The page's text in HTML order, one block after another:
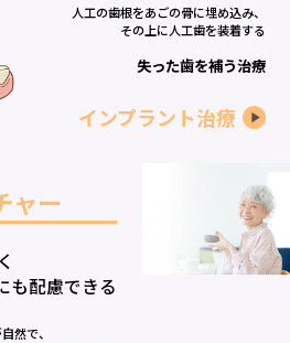
人工の歯根をあごの骨に埋め込み、
その上に人工歯を装着する
失った歯を補う治療
インプラント治療
ャー
も配慮できる
然で、